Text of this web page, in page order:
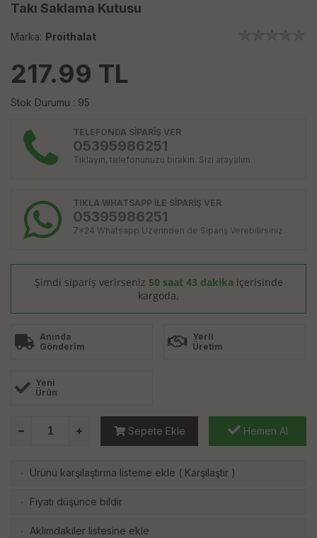
Takı Saklama Kutusu
Marka: Proithalat
217.99 TL
Stok Durumu : 95
TELEFONDA SİPARİŞ VER
05395986251
Tıklayın, telefonunuzu bırakın. Sizi arayalım.
TIKLA WHATSAPP İLE SİPARİŞ VER
05395986251
7x24 Whatsapp Üzerinden de Sipariş Verebilirsiniz.
Şimdi sipariş verirseniz 50 saat 43 dakika içerisinde
kargoda.
Anında
Gönderim
Yerli
Üretim
Yeni
Ürün
Sepete Ekle Hemen Al
· Ürünü karşılaştırma listeme ekle ( Karşılaştır )
· Fiyatı düşünce bildir
· Aklımdakiler listesine ekle